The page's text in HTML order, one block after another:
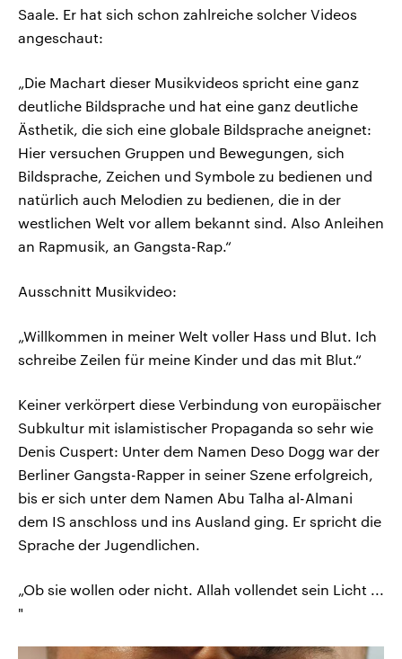
Saale. Er hat sich schon zahlreiche solcher Videos
angeschaut:
„Die Machart dieser Musikvideos spricht eine ganz
deutliche Bildsprache und hat eine ganz deutliche
Ästhetik, die sich eine globale Bildsprache aneignet:
Hier versuchen Gruppen und Bewegungen, sich
Bildsprache, Zeichen und Symbole zu bedienen und
natürlich auch Melodien zu bedienen, die in der
westlichen Welt vor allem bekannt sind. Also Anleihen
an Rapmusik, an Gangsta-Rap.“
Ausschnitt Musikvideo:
„Willkommen in meiner Welt voller Hass und Blut. Ich
schreibe Zeilen für meine Kinder und das mit Blut.“
Keiner verkörpert diese Verbindung von europäischer
Subkultur mit islamistischer Propaganda so sehr wie
Denis Cuspert: Unter dem Namen Deso Dogg war der
Berliner Gangsta-Rapper in seiner Szene erfolgreich,
bis er sich unter dem Namen Abu Talha al-Almani
dem IS anschloss und ins Ausland ging. Er spricht die
Sprache der Jugendlichen.
„Ob sie wollen oder nicht. Allah vollendet sein Licht ...
"